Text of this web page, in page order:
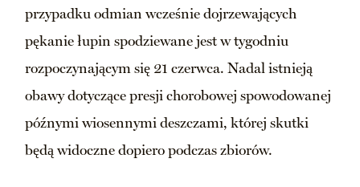
przypadku odmian wcześnie dojrzewających
pękanie łupin spodziewane jest w tygodniu
rozpoczynającym się 21 czerwca. Nadal istnieją
obawy dotyczące presji chorobowej spowodowanej
późnymi wiosennymi deszczami, której skutki
będą widoczne dopiero podczas zbiorów.